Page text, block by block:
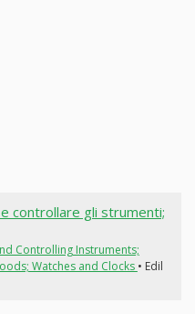
controllare gli strumenti;
Controlling Instruments;
Watches and Clocks • Edil